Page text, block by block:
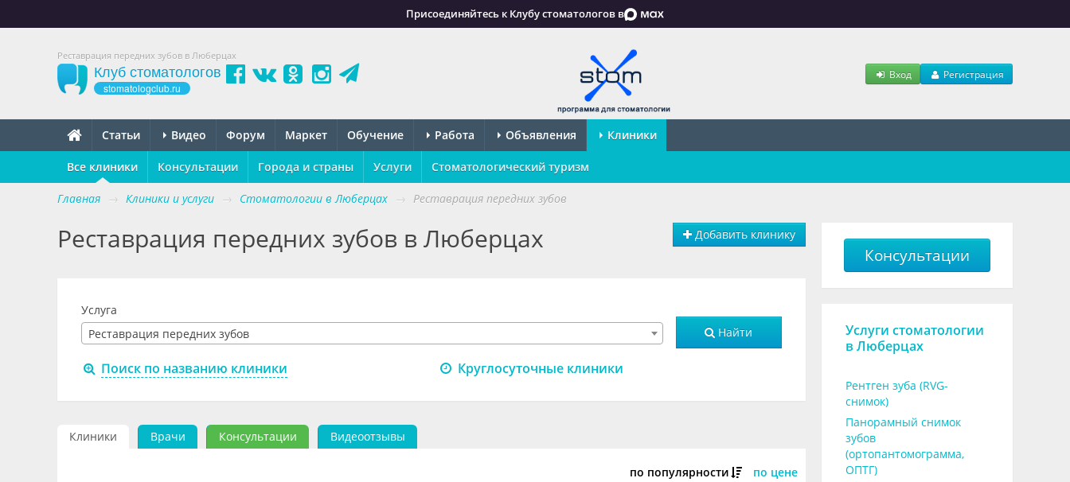
Присоединяйтесь к Клубу стоматологов в
Реставрация передних зубов в Люберцах
Клуб стоматологов
stomatologclub.ru
Вход Регистрация
Статьи Видео Форум Маркет Обучение Работа Объявления Клиники
Все клиники Консультации Города и страны Услуги Стоматологический туризм
Главная → Клиники и услуги → Стоматологии в Люберцах → Реставрация передних зубов
Добавить клинику
Реставрация передних зубов в Люберцах
Услуга
Реставрация передних зубов
Найти
Поиск по названию клиники Круглосуточные клиники
Клиники Врачи Консультации Видеоотзывы
по популярности по цене
Консультации
Услуги стоматологии
в Люберцах
Рентген зуба (RVG-
снимок)
Панорамный снимок
зубов
(ортопантомограмма,
ОПТГ)